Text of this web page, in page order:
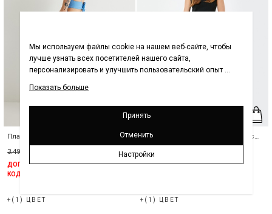
Платье женское из льна с вырезом
3.499,00 ₽
ДОПОЛНИТЕЛЬНАЯ СКИДКА 30% С
КОДОМ KTN30
+(1) ЦВЕТ
Платье женское миди в рубчик с
разрезом
5.499,00 ₽
ДОПОЛНИТЕЛЬНАЯ СКИДКА 30% С
+(1) ЦВЕТ